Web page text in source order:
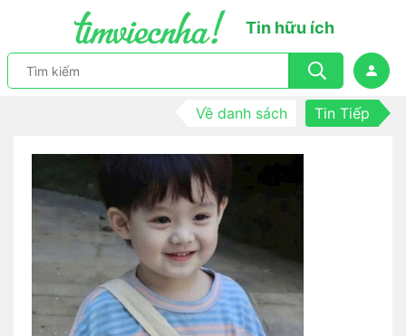
Tin hữu ích
Về danh sách Tin Tiếp